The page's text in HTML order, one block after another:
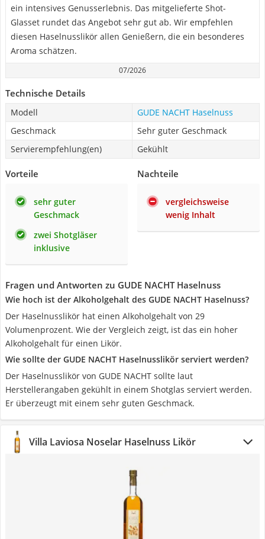
ein intensives Genusserlebnis. Das mitgelieferte Shot-
Glasset rundet das Angebot sehr gut ab. Wir empfehlen
diesen Haselnusslikör allen Genießern, die ein besonderes
Aroma schätzen.
07/2026
Technische Details
Modell
GUDE NACHT Haselnuss
Geschmack
Sehr guter Geschmack
Servierempfehlung(en)
Gekühlt
Vorteile
sehr guter
Geschmack
zwei Shotgläser
inklusive
Nachteile
vergleichsweise
wenig Inhalt
Fragen und Antworten zu GUDE NACHT Haselnuss
Wie hoch ist der Alkoholgehalt des GUDE NACHT Haselnuss?
Der Haselnusslikör hat einen Alkoholgehalt von 29
Volumenprozent. Wie der Vergleich zeigt, ist das ein hoher
Alkoholgehalt für einen Likör.
Wie sollte der GUDE NACHT Haselnusslikör serviert werden?
Der Haselnusslikör von GUDE NACHT sollte laut
Herstellerangaben gekühlt in einem Shotglas serviert werden.
Er überzeugt mit einem sehr guten Geschmack.
Villa Laviosa Noselar Haselnuss Likör